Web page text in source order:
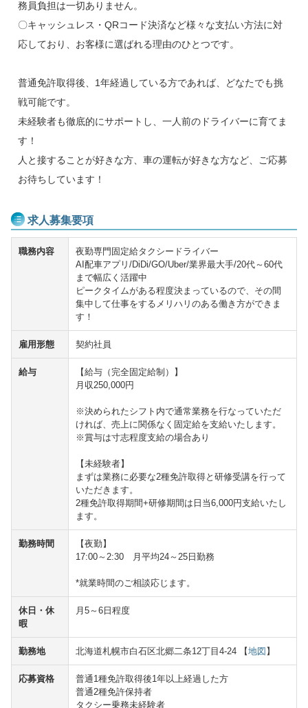
務員負担は一切ありません。
〇キャッシュレス・QRコード決済など様々な支払い方法に対
応しており、お客様に選ばれる理由のひとつです。
普通免許取得後、1年経過している方であれば、どなたでも挑
戦可能です。
未経験者も徹底的にサポートし、一人前のドライバーに育てま
す！
人と接することが好きな方、車の運転が好きな方など、ご応募
お待ちしています！
求人募集要項
職務内容
夜勤専門固定給タクシードライバー
AI配車アプリ/DiDi/GO/Uber/業界最大手/20代～60代
まで幅広く活躍中
ピークタイムがある程度決まっているので、その間
集中して仕事をするメリハリのある働き方ができま
す！
雇用形態 契約社員
給与
【給与（完全固定給制）】
月収250,000円
※決められたシフト内で通常業務を行なっていただ
ければ、売上に関係なく固定給を支給いたします。
※賞与は寸志程度支給の場合あり
【未経験者】
まずは業務に必要な2種免許取得と研修受講を行って
いただきます。
2種免許取得期間+研修期間は日当6,000円支給いたし
ます。
勤務時間
【夜勤】
17:00～2:30 月平均24～25日勤務
*就業時間のご相談応じます。
休日・休
暇
月5～6日程度
勤務地 北海道札幌市白石区北郷二条12丁目4-24 【地図】
応募資格
普通1種免許取得後1年以上経過した方
普通2種免許保持者
タクシー乗務未経験者